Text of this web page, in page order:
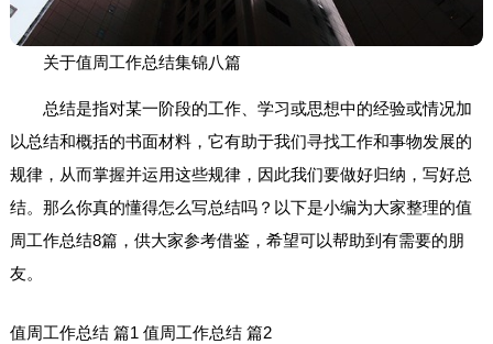
关于值周工作总结集锦八篇
总结是指对某一阶段的工作、学习或思想中的经验或情况加
以总结和概括的书面材料，它有助于我们寻找工作和事物发展的
规律，从而掌握并运用这些规律，因此我们要做好归纳，写好总
结。那么你真的懂得怎么写总结吗？以下是小编为大家整理的值
周工作总结8篇，供大家参考借鉴，希望可以帮助到有需要的朋
友。
值周工作总结 篇1 值周工作总结 篇2